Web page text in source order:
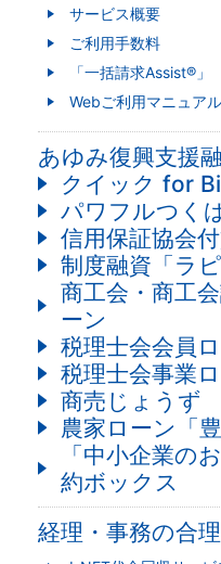
サービス概要
ご利用手数料
「一括請求Assist®」
Webご利用マニュアル
あゆみ復興支援
クイック for
パワフルつく
信用保証協会
制度融資「ラピ
商工会・商工
ーン
税理士会会員
税理士会事業
商売じょうず
農家ローン「豊
「中小企業の
約ボックス
経理・事務の合